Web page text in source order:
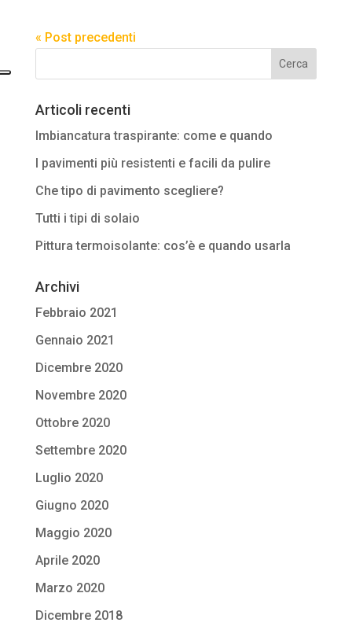
« Post precedenti
Articoli recenti
Imbiancatura traspirante: come e quando
I pavimenti più resistenti e facili da pulire
Che tipo di pavimento scegliere?
Tutti i tipi di solaio
Pittura termoisolante: cos’è e quando usarla
Archivi
Febbraio 2021
Gennaio 2021
Dicembre 2020
Novembre 2020
Ottobre 2020
Settembre 2020
Luglio 2020
Giugno 2020
Maggio 2020
Aprile 2020
Marzo 2020
Dicembre 2018